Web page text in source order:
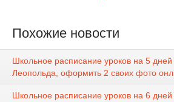
Похожие новости
Школьное расписание уроков на 5 дней
Леопольда, оформить 2 своих фото
Школьное расписание уроков на 6